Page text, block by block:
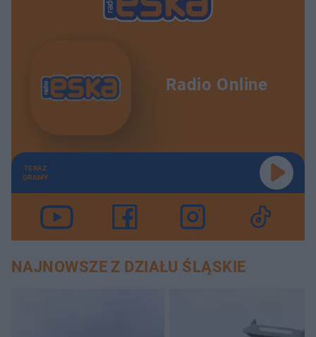
Radio Online
TERAZ
GRAMY
NAJNOWSZE Z DZIAŁU ŚLĄSKIE